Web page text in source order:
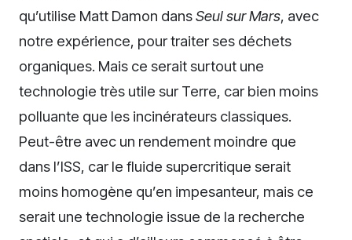
qu’utilise Matt Damon dansSeul sur Mars, avec
notre expérience, pour traiter ses déchets
organiques. Mais ce serait surtout une
technologie très utile sur Terre, car bien moins
polluante que les incinérateurs classiques.
Peut-être avec un rendement moindre que
dans l’ISS, car le fluide supercritique serait
moins homogène qu’en impesanteur, mais ce
serait une technologie issue de la recherche